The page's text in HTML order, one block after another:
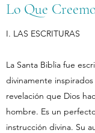
Lo Que
I. LAS ESCRITURAS
La Santa Biblia fue
divinamente
revelación que Dios
hombre. Es un
instrucción divina. Su